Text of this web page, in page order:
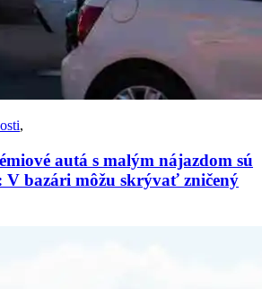
,
autá s malým nájazdom sú
V bazári môžu skrývať zničený